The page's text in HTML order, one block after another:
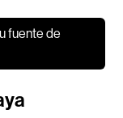
fuente de